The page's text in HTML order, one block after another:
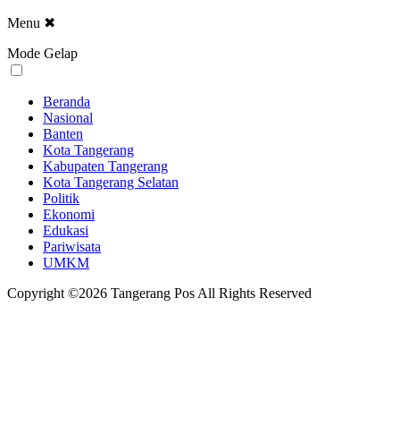
Menu ✖
Mode Gelap
Beranda
Nasional
Banten
Kota Tangerang
Kabupaten Tangerang
Kota Tangerang Selatan
Politik
Ekonomi
Edukasi
Pariwisata
UMKM
Copyright ©2026 Tangerang Pos All Rights Reserved